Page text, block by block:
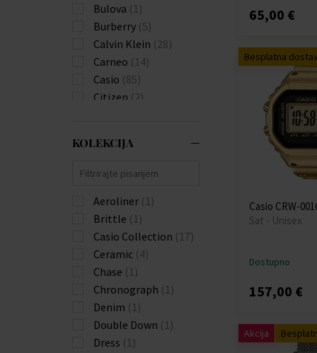
Bulova (1)
Burberry (5)
Calvin Klein (28)
Carneo (14)
Casio (85)
Citizen (2)
Emporio Armani
Festina
(9)
Garmin(6)
Guess(8)
Hammer(1)
Huawei(4)
Hugo Boss
Ingersoll(1)
Jacques Lemans
Jowissa(1)
Luminox
KOLEKCIJA
Aeroliner (1)
Brittle (1)
Casio Collection (17)
Ceramic (4)
Chase (1)
Chronograph (1)
Denim (1)
Double Down (1)
Dress (1)
65,00 €
Besplatna
Casio CRW-
Sat - Unisex
Dostupno
157,00 €
Akcija